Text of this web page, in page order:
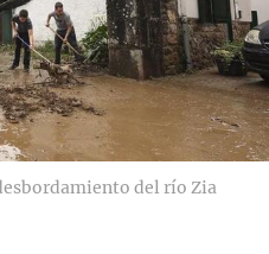
del río Zia